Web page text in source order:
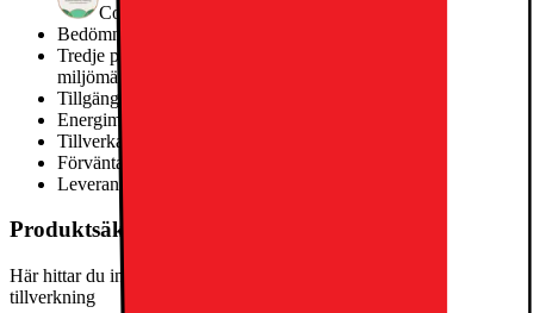
Committed
Bedömningen gäller fr.o.m
Tredje parts miljögodkännande
miljömärkning
Tillgängliga reservdelar i år
Energimärkning
Tillverkad i
Förväntad livslängd i år
Leverantörens beräkning av förväntad livslängd,
Produktsäkerhetsinformation
Här hittar du information om allmän produktsäkerhet och
tillverkning